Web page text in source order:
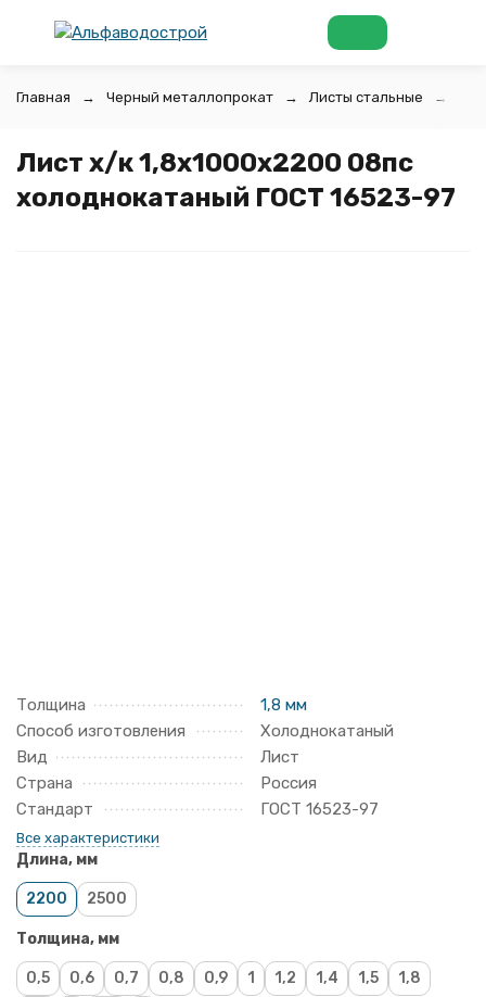
Главная Черный металлопрокат Листы стальные
Лист х/к 1,8х1000х2200 08пс
холоднокатаный ГОСТ 16523-97
Толщина
1,8 мм
Способ изготовления
Холоднокатаный
Вид
Лист
Страна
Россия
Стандарт
ГОСТ 16523-97
Все характеристики
Длина, мм
2200 2500
Толщина, мм
0,5 0,6 0,7 0,8 0,9 1 1,2 1,4 1,5
1,8